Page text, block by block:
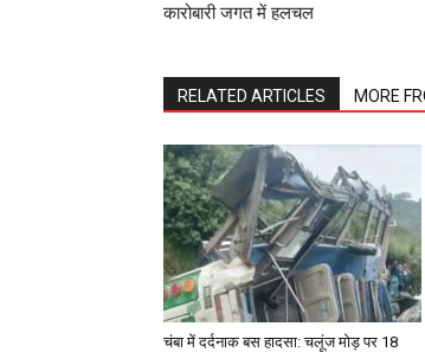
कारोबारी जगत में हलचल
RELATED ARTICLES MORE
चंबा में दर्दनाक बस हादसा: चलूंज मोड़ पर 18